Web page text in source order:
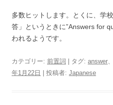
多数ヒットします。とくに、学
答」というときに”Answers for
われるようです。
カテゴリー: 前置詞 | タグ: answer、
年1月22日
投稿者: Japanese